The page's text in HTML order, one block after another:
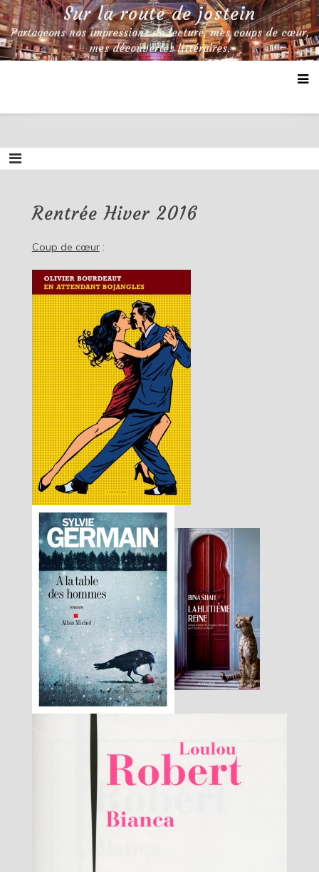
Skip
to
content
Sur la route de jostein
Partageons nos impressions de lecture, mes coups de cœur,
mes découvertes littéraires.
Rentrée Hiver 2016
Coup de cœur: